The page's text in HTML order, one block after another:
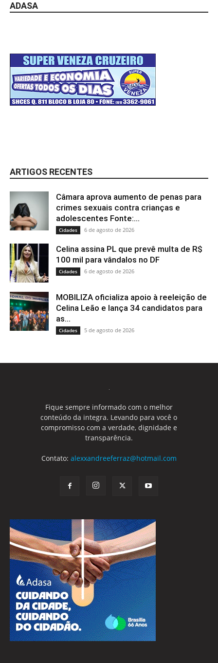
ADASA
ARTIGOS RECENTES
Câmara aprova aumento de penas para
crimes sexuais contra crianças e
adolescentes Fonte:...
Cidades 6 de agosto de 2026
Celina assina PL que prevê multa de R$
100 mil para vândalos no DF
Cidades 6 de agosto de 2026
MOBILIZA oficializa apoio à reeleição de
Celina Leão e lança 34 candidatos para
as...
Cidades 5 de agosto de 2026
Fique sempre informado com o melhor
conteúdo da integra. Levando para você o
compromisso com a verdade, dignidade e
transparência.
Contato: alexxandreeferraz@hotmail.com